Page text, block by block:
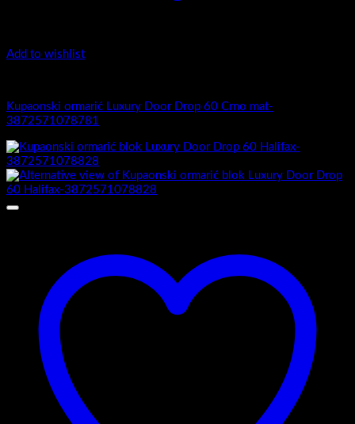
Add to wishlist
Kupaonski ormarić Luxury Door Drop 60 Crno mat-
3872571078781